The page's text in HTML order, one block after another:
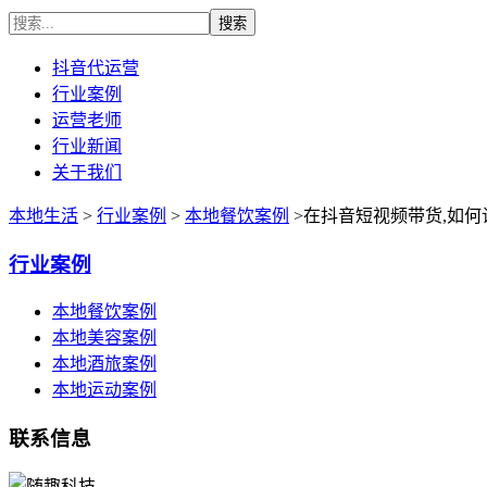
抖音代运营
行业案例
运营老师
行业新闻
关于我们
本地生活 > 行业案例 > 本地餐饮案例 >在抖音短视频带货,如何
行业案例
本地餐饮案例
本地美容案例
本地酒旅案例
本地运动案例
联系信息